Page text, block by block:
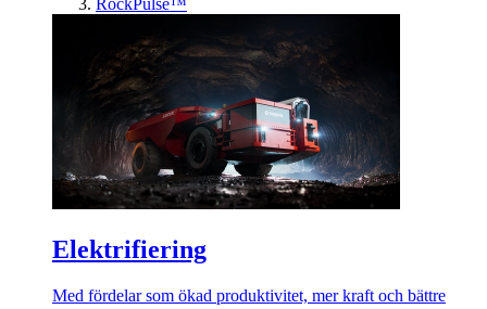
RockPulse™
Elektrifiering
Med fördelar som ökad produktivitet, mer kraft och bättre